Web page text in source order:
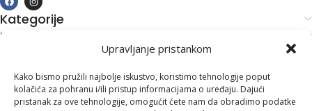
Upravljanje pristankom
Kako bismo pružili najbolje iskustvo, koristimo tehnologije poput
kolačića za pohranu i/ili pristup informacijama o uređaju. Dajući
pristanak za ove tehnologije, omogućit ćete nam da obradimo podatke
Kategorije
Kupovina i podrška
Kontakt informacije
Branilaca Bosne, 75 300 Lukavac